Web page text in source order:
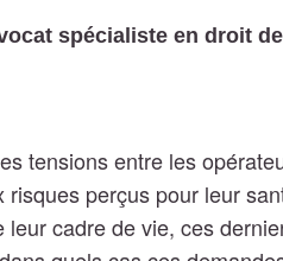
spécialiste en droit de
tensions entre les
perçus pour leur
cadre de vie, ces